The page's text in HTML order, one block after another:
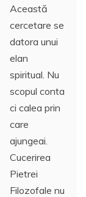
Această
cercetare se
datora unui
elan
spiritual. Nu
scopul conta
ci calea prin
care
ajungeai.
Cucerirea
Pietrei
Filozofale nu